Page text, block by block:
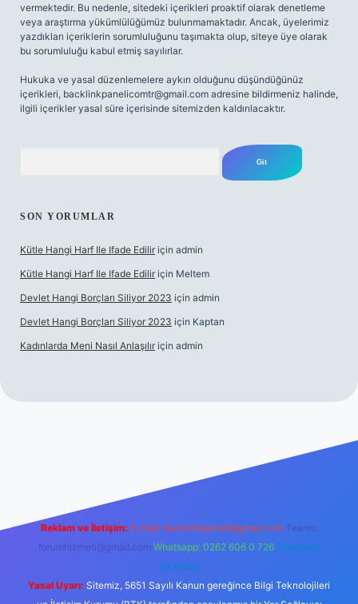
vermektedir. Bu nedenle, sitedeki içerikleri proaktif olarak denetleme
veya araştırma yükümlülüğümüz bulunmamaktadır. Ancak, üyelerimiz
yazdıkları içeriklerin sorumluluğunu taşımakta olup, siteye üye olarak
bu sorumluluğu kabul etmiş sayılırlar.
Hukuka ve yasal düzenlemelere aykırı olduğunu düşündüğünüz
içerikleri, backlinkpanelicomtr@gmail.com adresine bildirmeniz halinde,
ilgili içerikler yasal süre içerisinde sitemizden kaldırılacaktır.
SON YORUMLAR
Kütle Hangi Harf Ile Ifade Edilir için admin
Kütle Hangi Harf Ile Ifade Edilir için Meltem
Devlet Hangi Borçları Siliyor 2023 için admin
Devlet Hangi Borçları Siliyor 2023 için Kaptan
Kadınlarda Meni Nasıl Anlaşılır için admin
Betexper
Reklam ve İletişim: E-mail: backlinkpaneli@gmail.com Teams:
forumhizmeti@gmail.com Whatsapp: 0262 606 0 726 Telegram:
@karabul
Yasal Uyarı: Sitemiz, 5651 Sayılı Kanun gereğince Bilgi Teknolojileri